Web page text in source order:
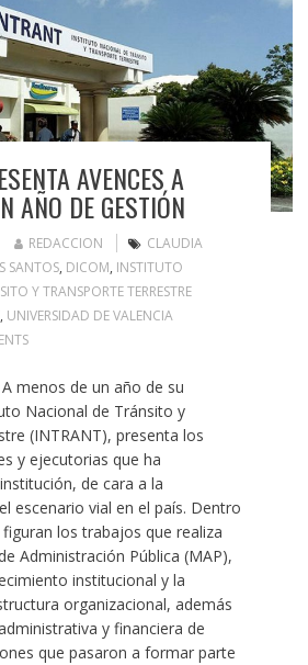
AVENCES A
AÑO DE GESTIÓN
REDACCION
CLAUDIA
SANTOS, DICOM, INSTITUTO
Y TRANSPORTE TERRESTRE
, UNIVERSIDAD DE VALENCIA
menos de un año de su
Nacional de Tránsito y
(INTRANT), presenta los
y ejecutorias que ha
de cara a la
escenario vial en el país. Dentro
los trabajos que realiza
Administración Pública (MAP),
institucional y la
organizacional, además
y financiera de
que pasaron a formar parte